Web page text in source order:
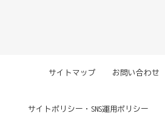
サイトマップ お問い合わせ
サイトポリシー・SNS運用ポリシー